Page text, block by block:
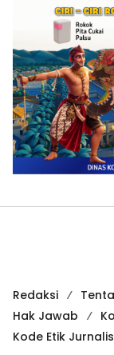
Redaksi
Hak Jawab
Kode Etik